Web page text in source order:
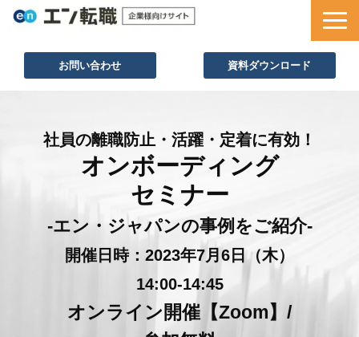
お問い合わせ 資料ダウンロード
採用ノウハウ
採用事例
セミナー情報
お役立ち資料
社員の離職防止・活躍・定着に有効！
オンボーディング
セミナー
-エン・ジャパンの事例をご紹介-
開催日時：2023年7月6日（木）
14:00-14:45
オンライン開催【Zoom】/